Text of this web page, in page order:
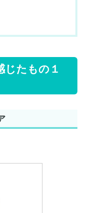
たもの１